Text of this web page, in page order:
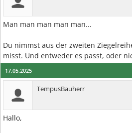
Man man man man man...
Du nimmst aus der zweiten
misst. Und entweder es passt, oder
17.05.2025
TempusBauherr
Hallo,